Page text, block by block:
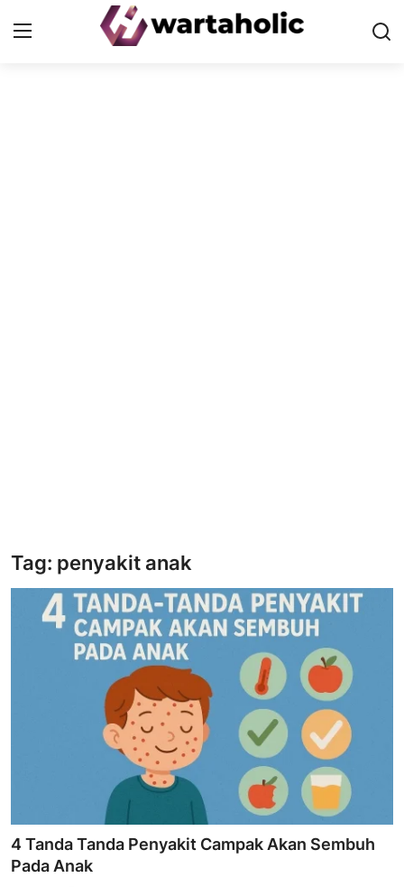
Tag: penyakit anak
4 Tanda Tanda Penyakit Campak Akan Sembuh
Pada Anak